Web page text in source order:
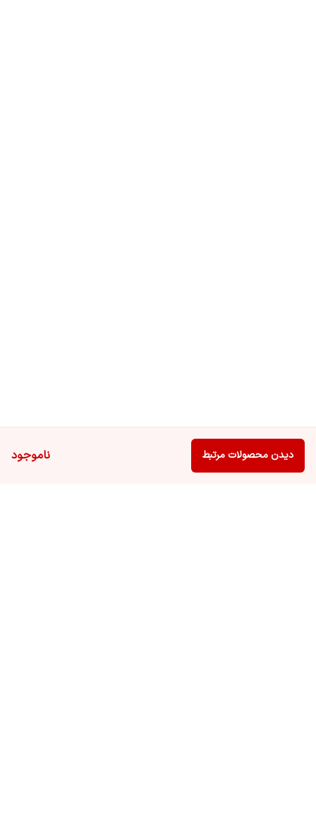
ناموجود دیدن محصولات مرتبط